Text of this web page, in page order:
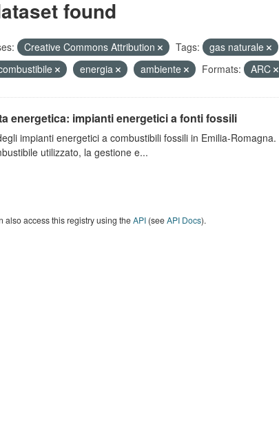
found
Creative Commons Attribution Tags:
gas naturale
energia ambiente Formats: ARC
energetica: impianti energetici a fonti fossili
impianti energetici a combustibili fossili in Emilia-
utilizzato, la gestione e...
also access this registry using theAPI(seeAPI Docs).